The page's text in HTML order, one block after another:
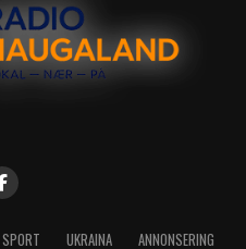
SPORT UKRAINA ANNONSERING